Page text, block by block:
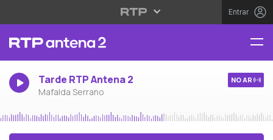
Entrar
Tarde RTP Antena 2
Mafalda Serrano
NO AR